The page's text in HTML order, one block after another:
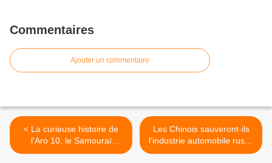
Commentaires
Ajouter un commentaire
< La curieuse histoire de
l'Aro 10, le Samouraï
roumain autrefois
Les Chinois sauveront-ils
l'industrie automobile russe
? >